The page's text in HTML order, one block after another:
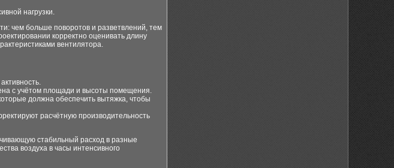
нагрузки.
чем больше поворотов и разветвлений, тем
корректно оценивать длину
вентилятора.
с учётом площади и высоты помещения.
должна обеспечить вытяжка, чтобы
расчётную производительность
стабильный расход в разные
воздуха в часы интенсивного